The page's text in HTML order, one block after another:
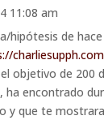
11:08 am
hipótesis de
objetivo de 200
ha encontrado
y que te